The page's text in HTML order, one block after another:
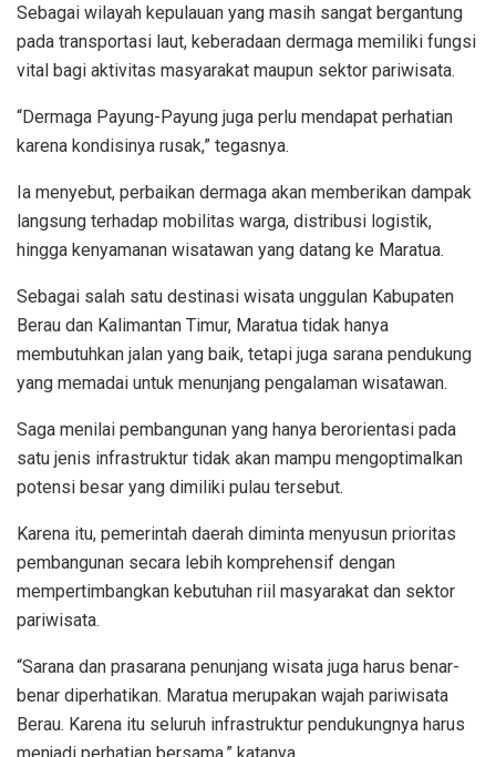
Sebagai wilayah kepulauan yang masih sangat bergantung
pada transportasi laut, keberadaan dermaga memiliki fungsi
vital bagi aktivitas masyarakat maupun sektor pariwisata.
“Dermaga Payung-Payung juga perlu mendapat perhatian
karena kondisinya rusak,” tegasnya.
Ia menyebut, perbaikan dermaga akan memberikan dampak
langsung terhadap mobilitas warga, distribusi logistik,
hingga kenyamanan wisatawan yang datang ke Maratua.
Sebagai salah satu destinasi wisata unggulan Kabupaten
Berau dan Kalimantan Timur, Maratua tidak hanya
membutuhkan jalan yang baik, tetapi juga sarana pendukung
yang memadai untuk menunjang pengalaman wisatawan.
Saga menilai pembangunan yang hanya berorientasi pada
satu jenis infrastruktur tidak akan mampu mengoptimalkan
potensi besar yang dimiliki pulau tersebut.
Karena itu, pemerintah daerah diminta menyusun prioritas
pembangunan secara lebih komprehensif dengan
mempertimbangkan kebutuhan riil masyarakat dan sektor
pariwisata.
“Sarana dan prasarana penunjang wisata juga harus benar-
benar diperhatikan. Maratua merupakan wajah pariwisata
Berau. Karena itu seluruh infrastruktur pendukungnya harus